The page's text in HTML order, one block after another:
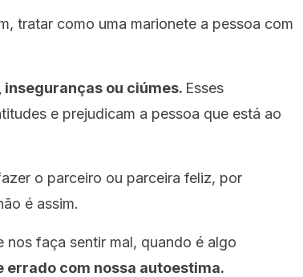
tratar como uma marionete a pessoa com
ou ciúmes. Esses
e prejudicam a pessoa que está ao
o parceiro ou parceira feliz, por
é assim.
nos faça sentir mal, quando é algo
errado com nossa autoestima.